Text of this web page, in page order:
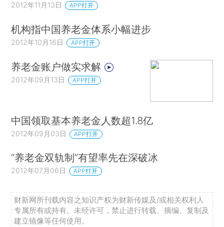
2012年11月13日 APP打开
机构指中国养老金体系小幅进步
2012年10月16日 APP打开
养老金账户做实求解
2012年09月13日 APP打开
中国领取基本养老金人数超1.8亿
2012年09月03日 APP打开
“养老金双轨制”有望率先在深破冰
2012年07月06日 APP打开
财新网所刊载内容之知识产权为财新传媒及/或相关权利人
专属所有或持有。未经许可，禁止进行转载、摘编、复制及
建立镜像等任何使用。